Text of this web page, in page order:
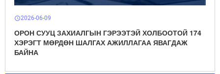
schedule2026-06-09
ОРОН СУУЦ ЗАХИАЛГЫН ГЭРЭЭТЭЙ ХОЛБООТОЙ 174
ХЭРЭГТ МӨРДӨН ШАЛГАХ АЖИЛЛАГАА ЯВАГДАЖ
БАЙНА